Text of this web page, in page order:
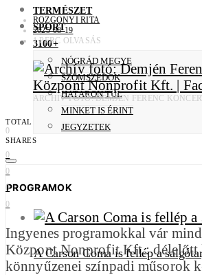
TERMÉSZET
SPORT
3100+
NÓGRÁD MEGYE
SZOMSZÉDOK
HATÁRON TÚL
MINKET IS ÉRINT
JEGYZETEK
PROGRAMOK
A Carson Coma is fellép a
ROZGONYI RITA
2025-08-19
1 PERC OLVASÁS
ARCHÍV FOTÓ: DEMJÉN FERENC
TOTAL
0
SHARES
0
0
0
0
Ingyenes programokkal vár
Központ Nonprofit Kft.: délelőtt
könnyűzenei színpadi műsorok